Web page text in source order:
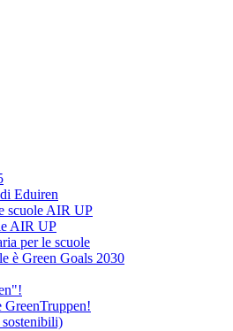
Eduiren
scuole AIR UP
AIR UP
per le scuole
è Green Goals 2030
sostenibili)